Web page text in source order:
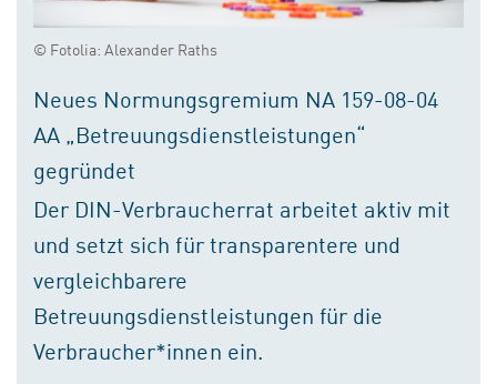
© Fotolia: Alexander Raths
Neues Normungsgremium NA 159-08-04
AA „Betreuungsdienstleistungen“
gegründet
Der DIN-Verbraucherrat arbeitet aktiv mit
und setzt sich für transparentere und
vergleichbarere
Betreuungsdienstleistungen für die
Verbraucher*innen ein.